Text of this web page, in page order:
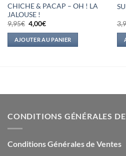
CHICHE & PACAP – OH ! LA
JALOUSE !
9,95€ Le
prix
initial
était :
9,95€.
4,00€Le
actuel
est :
4,00€.
AJOUTER AU PANIER
CONDITIONS GÉNÉRALES
Conditions Générales de Ventes